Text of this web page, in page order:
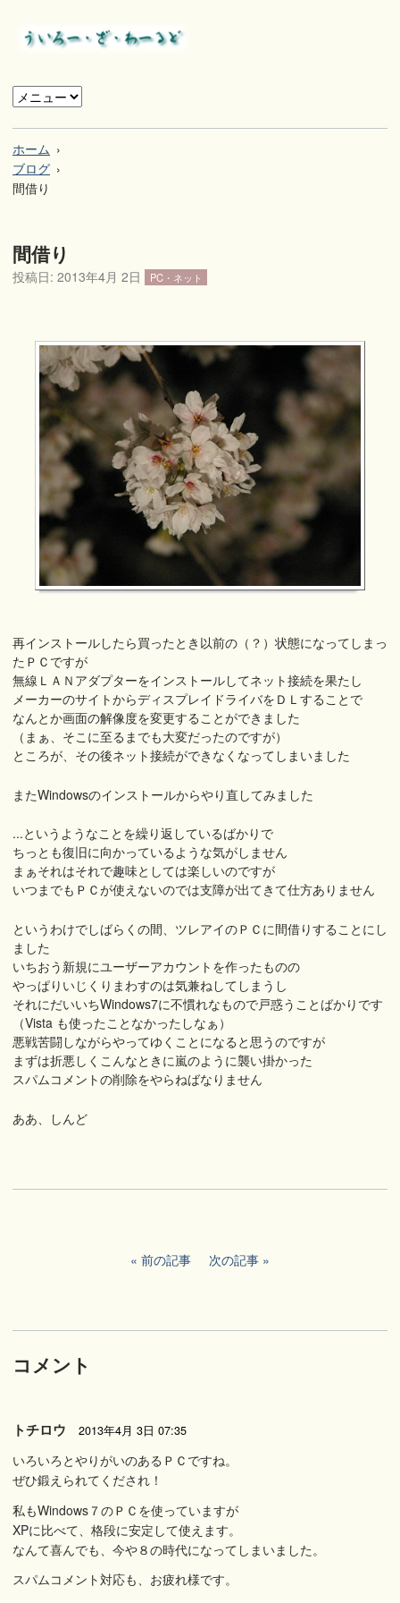
ホーム
ブログ
間借り
間借り
投稿日: 2013年4月 2日 PC・ネット
再インストールしたら買ったとき以前の（？）状態になってしまっ
たＰＣですが
無線ＬＡＮアダプターをインストールしてネット接続を果たし
メーカーのサイトからディスプレイドライバをＤＬすることで
なんとか画面の解像度を変更することができました
（まぁ、そこに至るまでも大変だったのですが）
ところが、その後ネット接続ができなくなってしまいました
またWindowsのインストールからやり直してみました
...というようなことを繰り返しているばかりで
ちっとも復旧に向かっているような気がしません
まぁそれはそれで趣味としては楽しいのですが
いつまでもＰＣが使えないのでは支障が出てきて仕方ありません
というわけでしばらくの間、ツレアイのＰＣに間借りすることにし
ました
いちおう新規にユーザーアカウントを作ったものの
やっぱりいじくりまわすのは気兼ねしてしまうし
それにだいいちWindows7に不慣れなもので戸惑うことばかりです
（Vista も使ったことなかったしなぁ）
悪戦苦闘しながらやってゆくことになると思うのですが
まずは折悪しくこんなときに嵐のように襲い掛かった
スパムコメントの削除をやらねばなりません
ああ、しんど
前の記事 次の記事
コメント
トチロウ 2013年4月 3日 07:35
いろいろとやりがいのあるＰＣですね。
ぜひ鍛えられてくだされ！
私もWindows７のＰＣを使っていますが
XPに比べて、格段に安定して使えます。
なんて喜んでも、今や８の時代になってしまいました。
スパムコメント対応も、お疲れ様です。